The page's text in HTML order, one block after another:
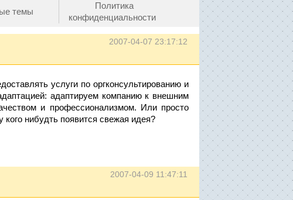
темы
Политика
конфиденциальности
2007-04-07 23:17:12
услуги по оргконсультированию и
адаптируем компанию к внешним
и профессионализмом. Или просто
нибудть появится свежая идея?
2007-04-09 11:47:11